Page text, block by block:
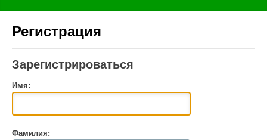
Регистрация
Зарегистрироваться
Имя:
Фамилия: